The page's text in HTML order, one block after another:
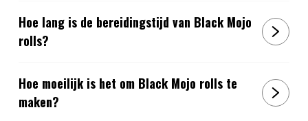
Hoe lang is de bereidingstijd van Black Mojo
rolls?
Hoe moeilijk is het om Black Mojo rolls te
maken?